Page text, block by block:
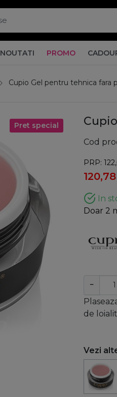
NOUTATI PROMO
Cupio Gel pentru tehnica fara
Pret special
Cod
PRP:
120,78
In
Doar 2
−
de
Vezi